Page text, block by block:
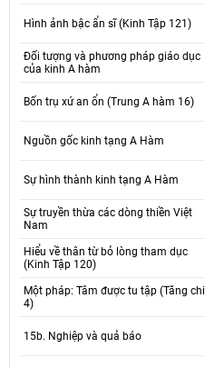
Hình ảnh bậc ẩn sĩ (Kinh Tập 121)
Đối tượng và phương pháp giáo dục
của kinh A hàm
Bốn trụ xứ an ổn (Trung A hàm 16)
Nguồn gốc kinh tạng A Hàm
Sự hình thành kinh tạng A Hàm
Sự truyền thừa các dòng thiền Việt
Nam
Hiểu về thân từ bỏ lòng tham dục
(Kinh Tập 120)
Một pháp: Tâm được tu tập (Tăng chi
4)
15b. Nghiệp và quả báo